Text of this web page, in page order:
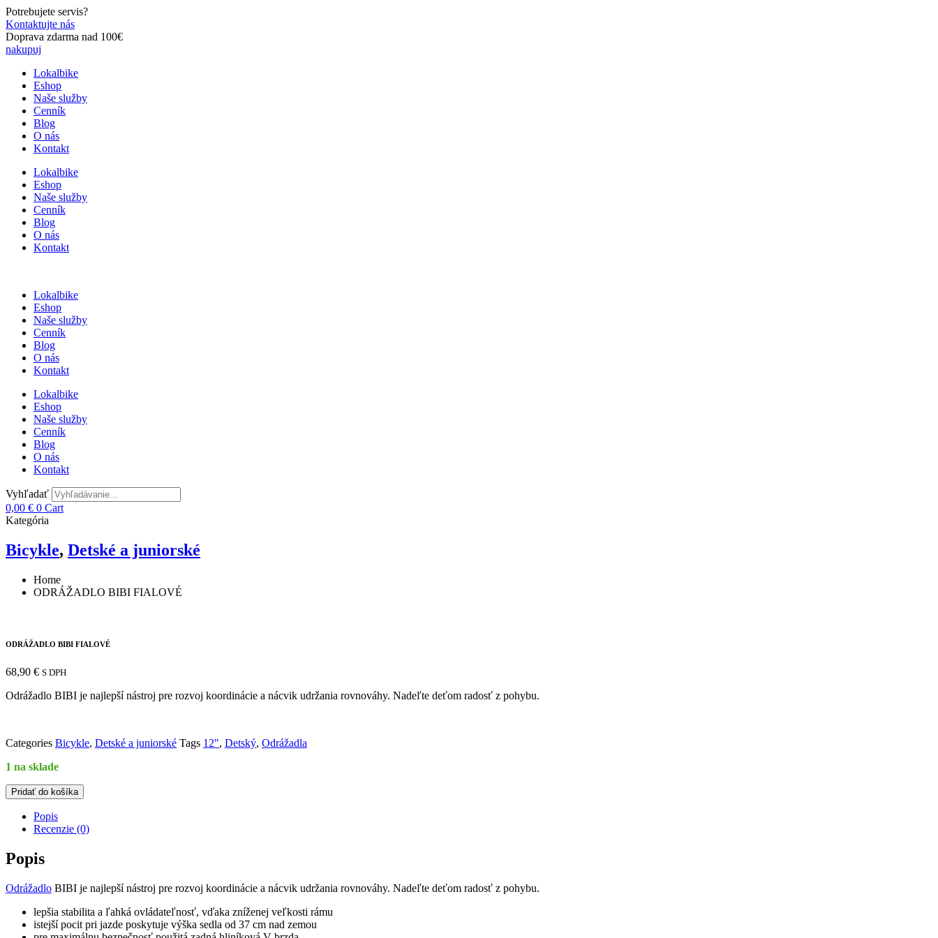
Preskočiť
na
obsah
Potrebujete servis?
Kontaktujte nás
Doprava zdarma nad 100€
nakupuj
Lokalbike
Eshop
Naše služby
Cenník
Blog
O nás
Kontakt
Lokalbike
Eshop
Naše služby
Cenník
Blog
O nás
Kontakt
Lokalbike
Eshop
Naše služby
Cenník
Blog
O nás
Kontakt
Lokalbike
Eshop
Naše služby
Cenník
Blog
O nás
Kontakt
Vyhľadať
0,00 € 0 Cart
Kategória
Bicykle, Detské a juniorské
Home
ODRÁŽADLO BIBI FIALOVÉ
ODRÁŽADLO BIBI FIALOVÉ
68,90 € S DPH
Odrážadlo BIBI je najlepší nástroj pre rozvoj koordinácie a nácvik udržania rovnováhy. Nadeľte deťom radosť z pohybu.
Categories Bicykle, Detské a juniorské Tags 12", Detský, Odrážadla
1 na sklade
množstvo
ODRÁŽADLO
BIBI
FIALOVÉ
Pridať do košíka
Popis
Recenzie (0)
Popis
Odrážadlo BIBI je najlepší nástroj pre rozvoj koordinácie a nácvik udržania rovnováhy. Nadeľte deťom radosť z pohybu.
lepšia stabilita a ľahká ovládateľnosť, vďaka zníženej veľkosti rámu
istejší pocit pri jazde poskytuje výška sedla od 37 cm nad zemou